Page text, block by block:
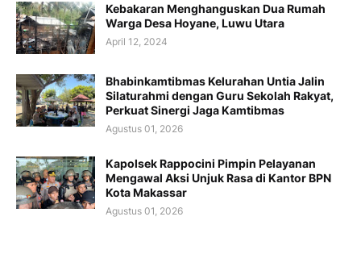
Kebakaran Menghanguskan Dua Rumah
Warga Desa Hoyane, Luwu Utara
April 12, 2024
Bhabinkamtibmas Kelurahan Untia Jalin
Silaturahmi dengan Guru Sekolah Rakyat,
Perkuat Sinergi Jaga Kamtibmas
Agustus 01, 2026
Kapolsek Rappocini Pimpin Pelayanan
Mengawal Aksi Unjuk Rasa di Kantor BPN
Kota Makassar
Agustus 01, 2026